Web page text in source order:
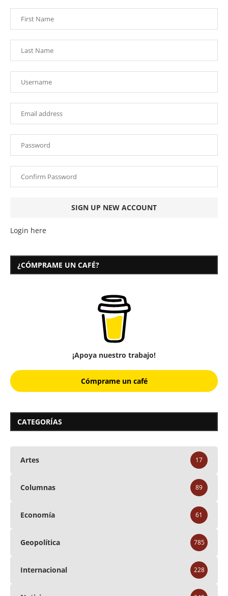
Login here
¿CÓMPRAME UN CAFÉ?
¡Apoya nuestro trabajo!
Cómprame un café
CATEGORÍAS
Artes 17
Columnas 89
Economía 61
Geopolítica 785
Internacional 228